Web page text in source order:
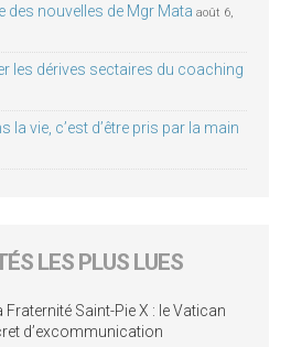
des nouvelles de Mgr Mata août 6,
les dérives sectaires du coaching
la vie, c’est d’être pris par la main
LES PLUS LUES
Fraternité Saint-Pie X : le Vatican
d’excommunication